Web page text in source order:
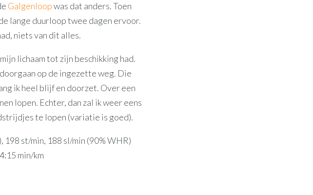
Galgenloopwas dat anders. Toen
lange duurloop twee dagen ervoor.
niets van dit alles.
lichaam tot zijn beschikking had.
op de ingezette weg. Die
ik heel blijf en doorzet. Over een
lopen. Echter, dan zal ik weer eens
te lopen (variatie is goed).
198 st/min, 188 sl/min (90% WHR)
min/km